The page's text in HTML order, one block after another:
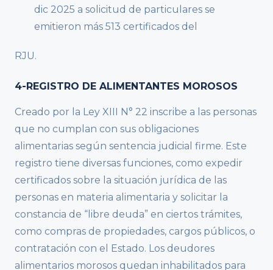
dic 2025 a solicitud de particulares se
emitieron más 513 certificados del
RJU.
4-REGISTRO DE ALIMENTANTES MOROSOS
Creado por la Ley XIII N° 22 inscribe a las personas
que no cumplan con sus obligaciones
alimentarias según sentencia judicial firme. Este
registro tiene diversas funciones, como expedir
certificados sobre la situación jurídica de las
personas en materia alimentaria y solicitar la
constancia de “libre deuda” en ciertos trámites,
como compras de propiedades, cargos públicos, o
contratación con el Estado. Los deudores
alimentarios morosos quedan inhabilitados para